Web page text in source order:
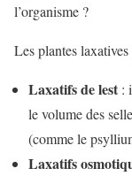
l’organisme ?
Les plantes
Laxatifs de lest :
le volume des
(comme le
Laxatifs